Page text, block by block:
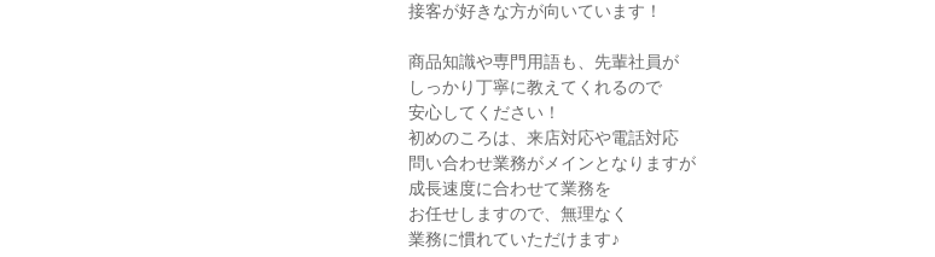
接客が好きな方が向いています！
商品知識や専門用語も、先輩社員が
しっかり丁寧に教えてくれるので
安心してください！
初めのころは、来店対応や電話対応
問い合わせ業務がメインとなりますが
成長速度に合わせて業務を
お任せしますので、無理なく
業務に慣れていただけます♪